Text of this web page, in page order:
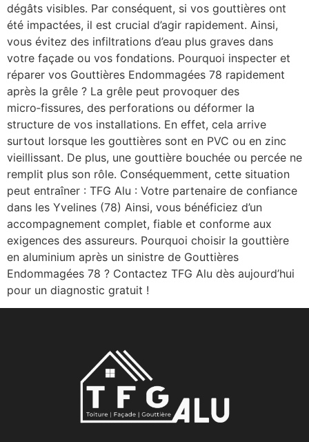
dégâts visibles. Par conséquent, si vos gouttières ont
été impactées, il est crucial d’agir rapidement. Ainsi,
vous évitez des infiltrations d’eau plus graves dans
votre façade ou vos fondations. Pourquoi inspecter et
réparer vos Gouttières Endommagées 78 rapidement
après la grêle ? La grêle peut provoquer des
micro‑fissures, des perforations ou déformer la
structure de vos installations. En effet, cela arrive
surtout lorsque les gouttières sont en PVC ou en zinc
vieillissant. De plus, une gouttière bouchée ou percée ne
remplit plus son rôle. Conséquemment, cette situation
peut entraîner : TFG Alu : Votre partenaire de confiance
dans les Yvelines (78) Ainsi, vous bénéficiez d’un
accompagnement complet, fiable et conforme aux
exigences des assureurs. Pourquoi choisir la gouttière
en aluminium après un sinistre de Gouttières
Endommagées 78 ? Contactez TFG Alu dès aujourd’hui
pour un diagnostic gratuit !